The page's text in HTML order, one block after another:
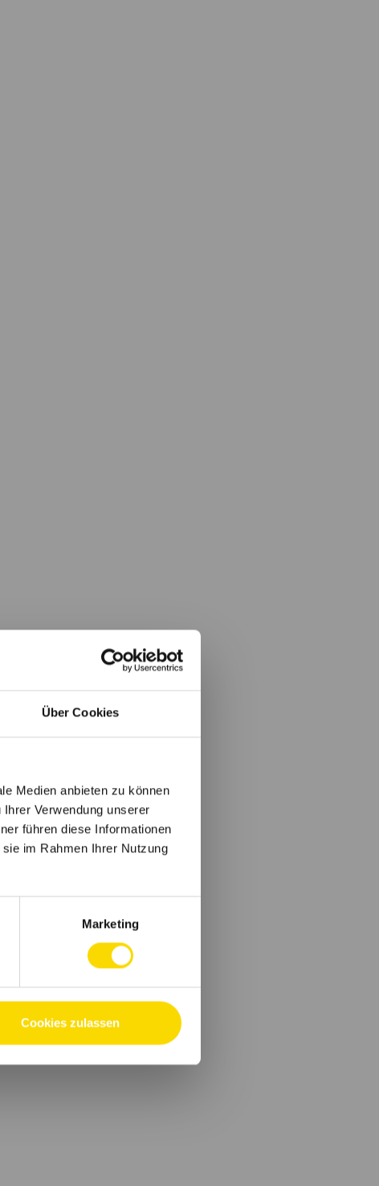
Über Cookies
Medien anbieten zu können
Verwendung unserer
führen diese Informationen
im Rahmen Ihrer Nutzung
Marketing
Cookies zulassen